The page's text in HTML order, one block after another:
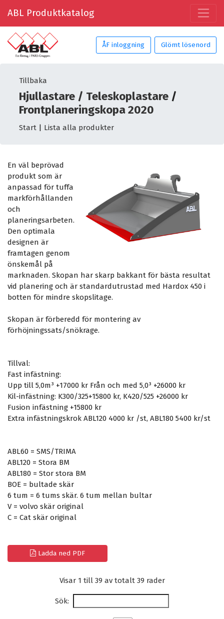
ABL Produktkatalog
ÅF inloggning Glömt lösenord
Tillbaka
Hjullastare / Teleskoplastare/
Frontplaneringskopa 2020
Start| Lista alla produkter
En väl beprövad
produkt som är
anpassad för tuffa
markförhållanden
och
planeringsarbeten.
Den optimala
designen är
framtagen genom
önskemål på
marknaden. Skopan har skarp bakkant för bästa resultat
vid planering och är standardutrustad med Hardox 450 i
botten för mindre skopslitage.
Skopan är förberedd för montering av
förhöjningssats/snökrage.
Tillval:
Fast infästning:
Upp till 5,0m³ +17000 kr Från och med 5,0³ +26000 kr
Kil-infästning: K300/325+15800 kr, K420/525 +26000 kr
Fusion infästning +15800 kr
Extra infästningskrok ABL120 4000 kr /st, ABL180 5400 kr/st
ABL60 = SMS/TRIMA
ABL120 = Stora BM
ABL180 = Stor stora BM
BOE = bultade skär
6 tum = 6 tums skär. 6 tum mellan bultar
V = volvo skär original
C = Cat skär original
Ladda ned PDF
Visar 1 till 39 av totalt 39 rader
Sök: